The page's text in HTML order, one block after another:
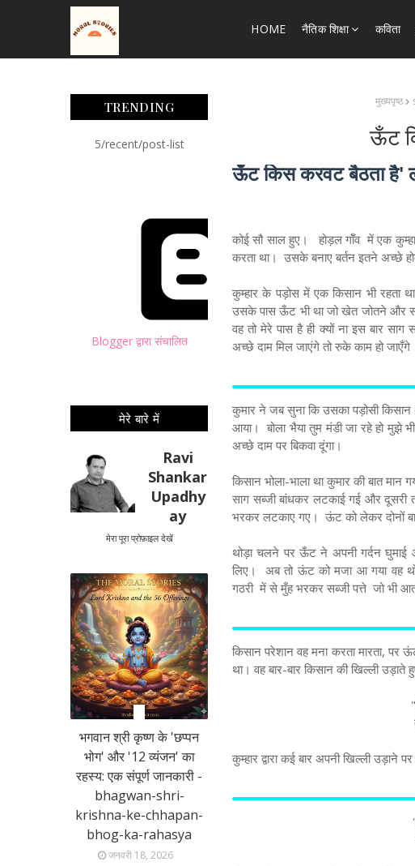
HOME नैतिक शिक्षा कविता
मुख्यपृष्ठ
ऊँट
ऊँट किस करवट बैठता है'
कोई सौ साल हुए। होड़ल गॉँव में एक
करता था। उसके बनाए बर्तन इतने अच्छे
कुम्हार के पड़ोस में एक किसान भी रहता
उसके पास ऊँट भी था जो खेत जोतने और
वह तो मेरे पास है ही क्यों ना इस बार
अच्छे दाम मिल जाएंगे तो रुके काम हो जाएँगे
कुमार ने जब सुना कि उसका पड़ोसी किसान
आया। बोला भैया तुम मंडी जा रहे हो मुझे
अच्छे दाम पर बिकवा दूंगा।
किसान भोला-भाला था कुमार की बात
साग सब्जी बांधकर लटकाई गई और दूसरी
भरकर लटकाए गए। ऊंट को लेकर दोनों
थोड़ा चलने पर ऊँट ने अपनी गर्दन
लिए। अब तो ऊंट को मजा आ गया वह
गठरी में से मुँह भरकर सब्जी पत्ते जो भी
किसान परेशान वह मना करता मारता, पर
था। वह बार-बार किसान की खिल्ली उड़ाते
कुम्हार द्वारा कई बार अपनी खिल्ली
TRENDING
5/recent/post-list
Blogger द्वारा संचालित
मेरे बारे में
Ravi
Shankar
Upadhy
ay
मेरा पूरा प्रोफ़ाइल देखें
भगवान श्री कृष्ण के 'छप्पन
भोग' और '12 व्यंजन' का
रहस्य: एक संपूर्ण जानकारी -
bhagwan-shri-
krishna-ke-chhapan-
bhog-ka-rahasya
जनवरी 18, 2026